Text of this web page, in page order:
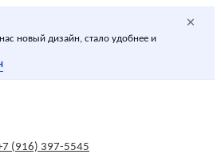
новый дизайн, стало удобнее и
×
(916) 397-5545